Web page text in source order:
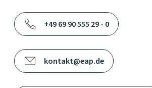
+49 69 90 555 29 - 0
kontakt@eap.de